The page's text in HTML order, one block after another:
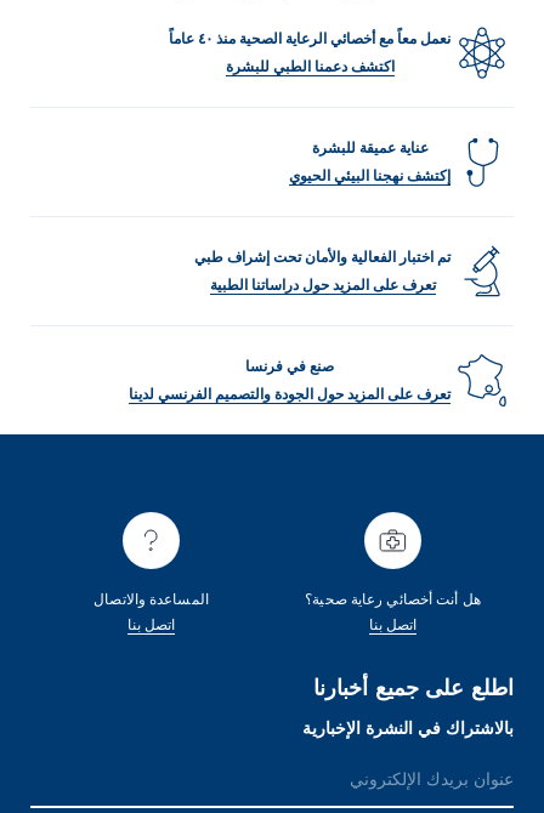
نعمل معاً مع أخصائي الرعاية الصحية منذ ٤٠ عاماً
اكتشف دعمنا الطبي للبشرة
عناية عميقة للبشرة
إكتشف نهجنا البيئي الحيوي
تم اختبار الفعالية والأمان تحت إشراف طبي
تعرف على المزيد حول دراساتنا الطبية
صنع في فرنسا
تعرف على المزيد حول الجودة والتصميم الفرنسي لدينا
هل أنت أخصائي رعاية صحية؟
اتصل بنا
المساعدة والاتصال
اتصل بنا
اطلع على جميع أخبارنا
بالاشتراك في النشرة الإخبارية